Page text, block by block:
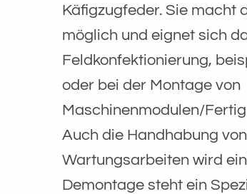
Käfigzugfeder. Sie macht
möglich und eignet sich
Feldkonfektionierung,
oder bei der Montage von
Maschinenmodulen/
Auch die Handhabung
Wartungsarbeiten wird
Demontage steht ein